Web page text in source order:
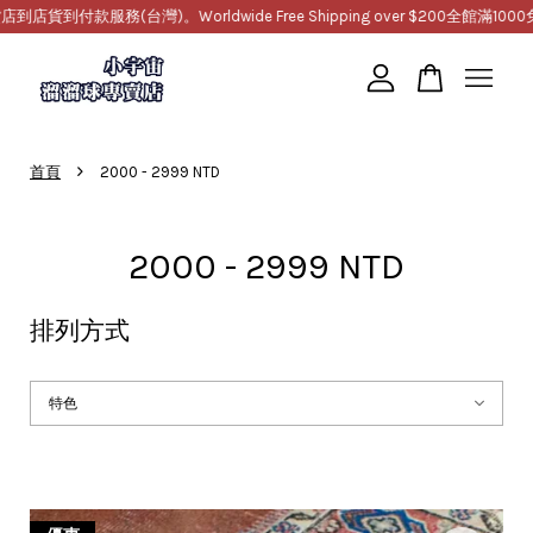
款服務(台灣)。Worldwide Free Shipping over $200 全館滿1000免運，提
首頁 › 2000 - 2999 NTD
2000 - 2999 NTD
排列方式